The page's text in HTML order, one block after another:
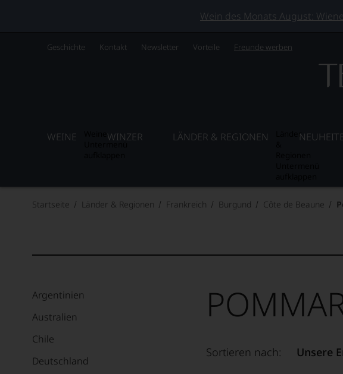
Wein des Monats August:
Geschichte Kontakt Newsletter Vorteile Freunde werben
WEINE WINZER LÄNDER & REGIONEN
Länder
Startseite Länder & Regionen Frankreich Burgund Côte de Beaune
Argentinien
Australien
Chile
Deutschland
Sortieren nach: Unsere